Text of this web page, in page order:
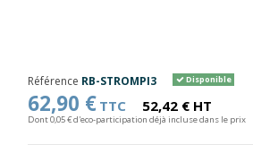
Référence RB-STROMPI3 Disponible
62,90 € TTC 52,42 € HT
Dont 0,05 € d'eco-participation déjà incluse dans le prix